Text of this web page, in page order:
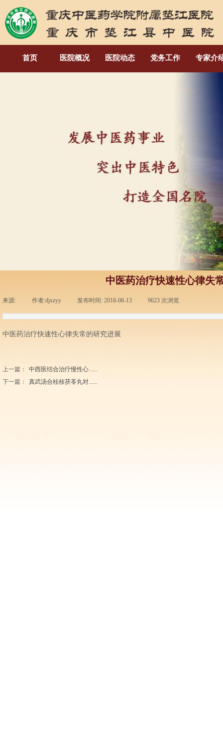
首页 医院概况 医院动态 党务工作 专家介
中医药治疗快速性心律失
来源: 作者:djxzyy 发布时间: 2018-08-13 9623 次浏览
中医药治疗快速性心律失常的研究进展
上一篇：
中西医结合治疗慢性心......
下一篇：
真武汤合桂枝茯苓丸对......